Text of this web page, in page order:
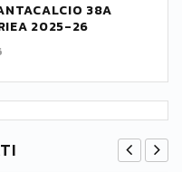
38A
2025-26